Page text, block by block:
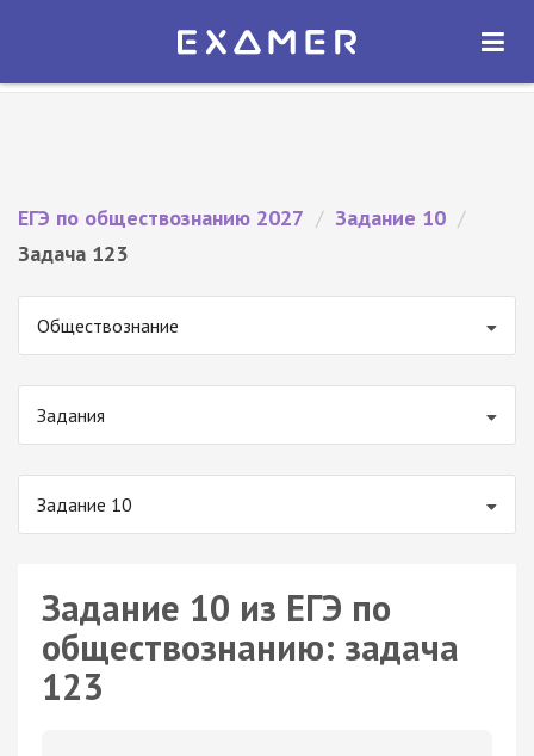
Экзамер — ЕГЭ 2027
ОТКРЫТЬ
ЕГЭ по обществознанию 2027 / Задание 10 /
Задача 123
Обществознание
Задания
Задание 10
Задание 10 из ЕГЭ по
обществознанию: задача
123